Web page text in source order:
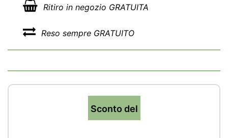
Ritiro in negozio GRATUITA
Reso sempre GRATUITO
Sconto del